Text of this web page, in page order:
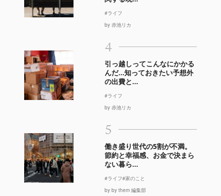
#ライフ
by 赤池リカ
4
引っ越しってこんなにかかる
んだ…知っておきたい予想外
の出費と...
#ライフ
by 赤池リカ
5
働き盛り世代の5割が不満。
節約と幸福感、お金で決まら
ない暮ら...
#ライフ#家のこと
by by them 編集部